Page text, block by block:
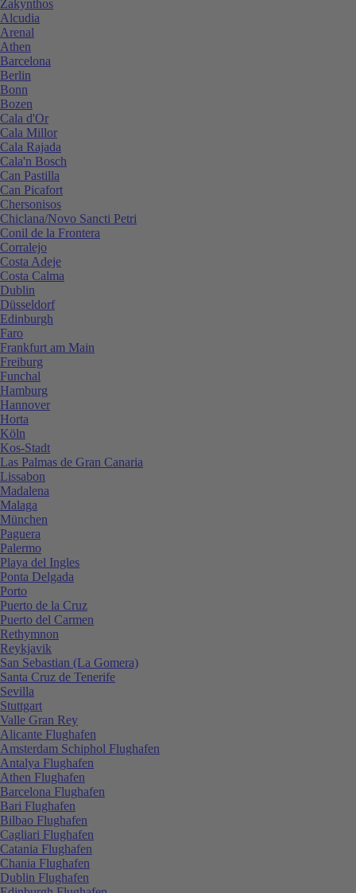
Zakynthos
Alcudia
Arenal
Athen
Barcelona
Berlin
Bonn
Bozen
Cala d'Or
Cala Millor
Cala Rajada
Cala'n Bosch
Can Pastilla
Can Picafort
Chersonisos
Chiclana/Novo Sancti Petri
Conil de la Frontera
Corralejo
Costa Adeje
Costa Calma
Dublin
Düsseldorf
Edinburgh
Faro
Frankfurt am Main
Freiburg
Funchal
Hamburg
Hannover
Horta
Köln
Kos-Stadt
Las Palmas de Gran Canaria
Lissabon
Madalena
Malaga
München
Paguera
Palermo
Playa del Ingles
Ponta Delgada
Porto
Puerto de la Cruz
Puerto del Carmen
Rethymnon
Reykjavik
San Sebastian (La Gomera)
Santa Cruz de Tenerife
Sevilla
Stuttgart
Valle Gran Rey
Alicante Flughafen
Amsterdam Schiphol Flughafen
Antalya Flughafen
Athen Flughafen
Barcelona Flughafen
Bari Flughafen
Bilbao Flughafen
Cagliari Flughafen
Catania Flughafen
Chania Flughafen
Dublin Flughafen